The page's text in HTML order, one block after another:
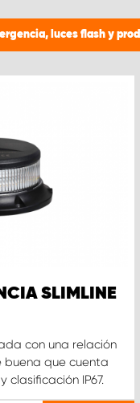
luces flash y
SLIMLINE
con una relación
que cuenta
clasificación IP67.